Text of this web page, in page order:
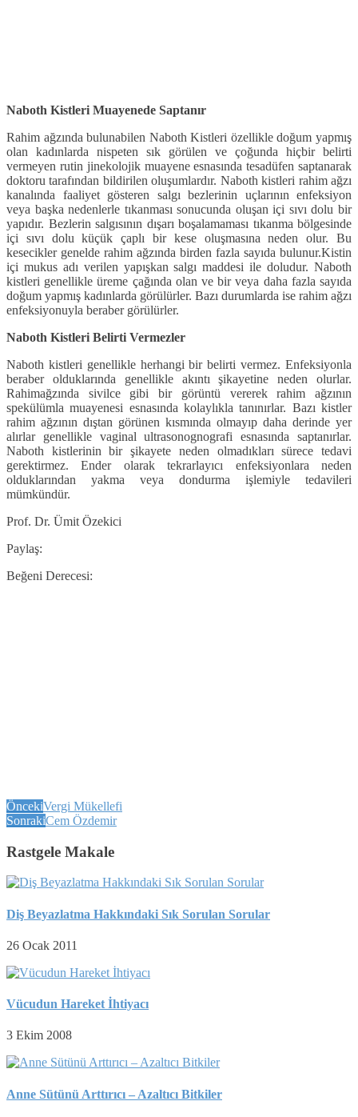
Naboth Kistleri Muayenede Saptanır
Rahim ağzında bulunabilen Naboth Kistleri özellikle doğum yapmış
olan kadınlarda nispeten sık görülen ve çoğunda hiçbir belirti
vermeyen rutin jinekolojik muayene esnasında tesadüfen saptanarak
doktoru tarafından bildirilen oluşumlardır. Naboth kistleri rahim ağzı
kanalında faaliyet gösteren salgı bezlerinin uçlarının enfeksiyon
veya başka nedenlerle tıkanması sonucunda oluşan içi sıvı dolu bir
yapıdır. Bezlerin salgısının dışarı boşalamaması tıkanma bölgesinde
içi sıvı dolu küçük çaplı bir kese oluşmasına neden olur. Bu
kesecikler genelde rahim ağzında birden fazla sayıda bulunur.Kistin
içi mukus adı verilen yapışkan salgı maddesi ile doludur. Naboth
kistleri genellikle üreme çağında olan ve bir veya daha fazla sayıda
doğum yapmış kadınlarda görülürler. Bazı durumlarda ise rahim ağzı
enfeksiyonuyla beraber görülürler.
Naboth Kistleri Belirti Vermezler
Naboth kistleri genellikle herhangi bir belirti vermez. Enfeksiyonla
beraber olduklarında genellikle akıntı şikayetine neden olurlar.
Rahimağzında sivilce gibi bir görüntü vererek rahim ağzının
spekülümla muayenesi esnasında kolaylıkla tanınırlar. Bazı kistler
rahim ağzının dıştan görünen kısmında olmayıp daha derinde yer
alırlar genellikle vaginal ultrasonognografi esnasında saptanırlar.
Naboth kistlerinin bir şikayete neden olmadıkları sürece tedavi
gerektirmez. Ender olarak tekrarlayıcı enfeksiyonlara neden
olduklarından yakma veya dondurma işlemiyle tedavileri
mümkündür.
Prof. Dr. Ümit Özekici
Paylaş:
Beğeni Derecesi:
ÖncekiVergi Mükellefi
SonrakiCem Özdemir
Rastgele Makale
Diş Beyazlatma Hakkındaki Sık Sorulan Sorular
26 Ocak 2011
Vücudun Hareket İhtiyacı
3 Ekim 2008
Anne Sütünü Arttırıcı – Azaltıcı Bitkiler